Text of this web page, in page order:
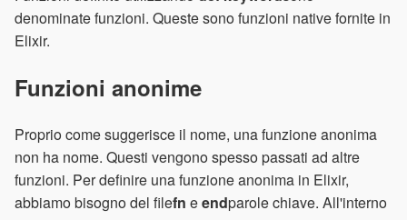
denominate funzioni. Queste sono funzioni native fornite in
Elixir.
Funzioni anonime
Proprio come suggerisce il nome, una funzione anonima
non ha nome. Questi vengono spesso passati ad altre
funzioni. Per definire una funzione anonima in Elixir,
abbiamo bisogno del filefn eendparole chiave. All'interno